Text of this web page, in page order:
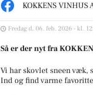
KOKKENS VINHUS
Fredag d. 06. feb. 2026 - kl.
Så er der nyt fra
Vi har skovlet sneen væk,
Ind og find varme